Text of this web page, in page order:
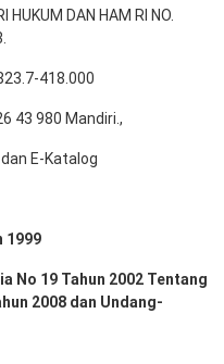
HUKUM DAN HAM RI NO.
418.000
43 980 Mandiri.,
dan E-Katalog
1999
No 19 Tahun 2002 Tentang
2008 dan Undang-